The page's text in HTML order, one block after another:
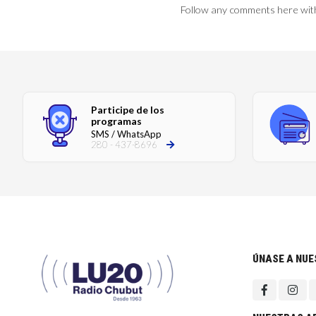
Follow any comments here
Participe de los
programas
SMS / WhatsApp
280 - 437-8696
ÚNASE A